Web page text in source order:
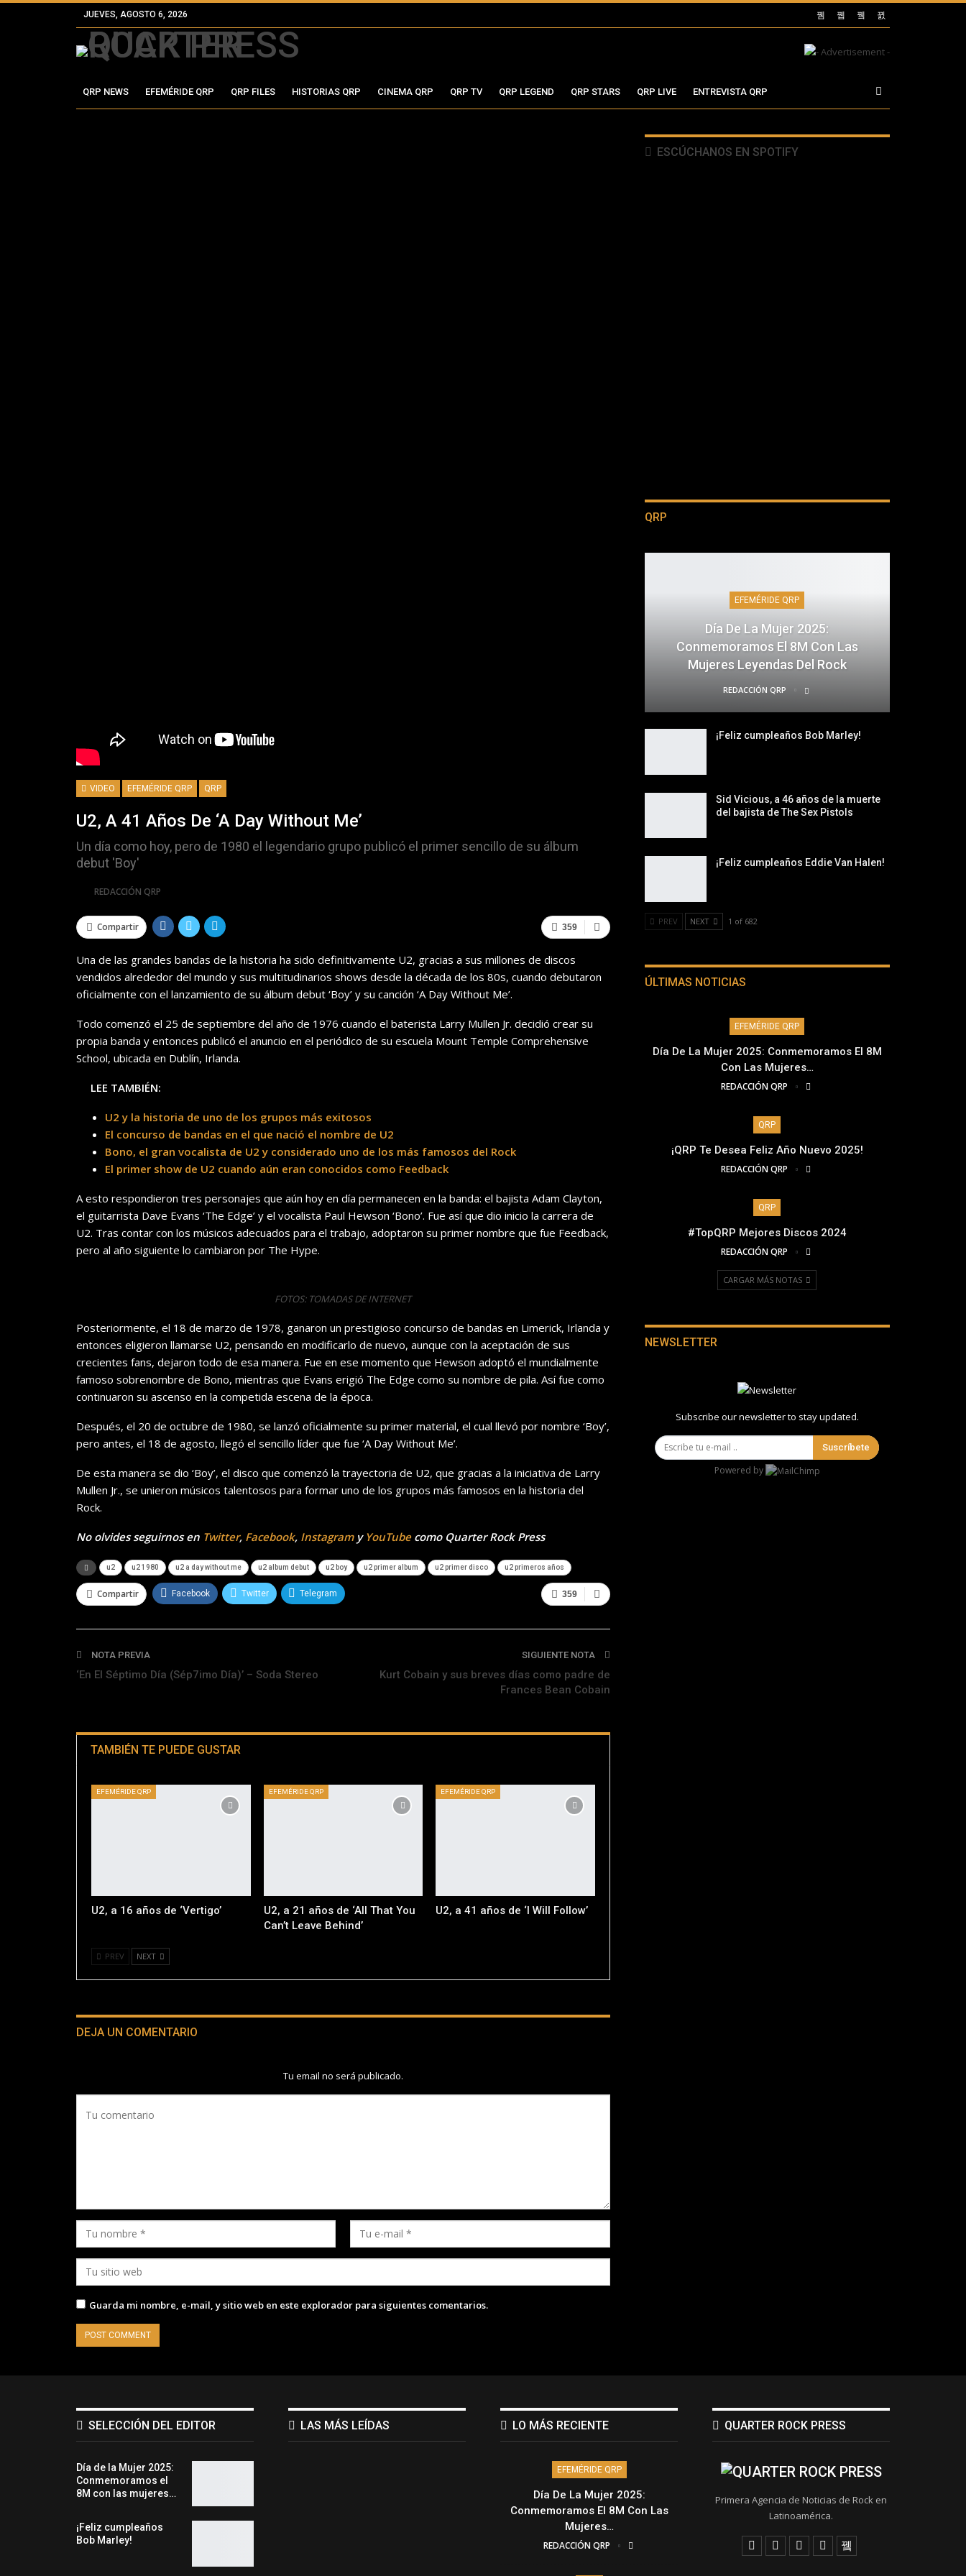
JUEVES, AGOSTO 6, 2026
QRP NEWS EFEMÉRIDE QRP QRP FILES HISTORIAS QRP CINEMA QRP QRP TV QRP LEGEND QRP STARS QRP LIVE ENTREVISTA QRP
VIDEO EFEMÉRIDE QRP QRP
U2, A 41 Años De ‘A Day Without Me’
Un día como hoy, pero de 1980 el legendario grupo publicó el primer sencillo de su álbum
debut 'Boy'
REDACCIÓN QRP
359
Compartir
Una de las grandes bandas de la historia ha sido definitivamente U2, gracias a sus millones de discos
vendidos alrededor del mundo y sus multitudinarios shows desde la década de los 80s, cuando debutaron
oficialmente con el lanzamiento de su álbum debut ‘Boy’ y su canción ‘A Day Without Me’.
Todo comenzó el 25 de septiembre del año de 1976 cuando el baterista Larry Mullen Jr. decidió crear su
propia banda y entonces publicó el anuncio en el periódico de su escuela Mount Temple Comprehensive
School, ubicada en Dublín, Irlanda.
LEE TAMBIÉN:
U2 y la historia de uno de los grupos más exitosos
El concurso de bandas en el que nació el nombre de U2
Bono, el gran vocalista de U2 y considerado uno de los más famosos del Rock
El primer show de U2 cuando aún eran conocidos como Feedback
A esto respondieron tres personajes que aún hoy en día permanecen en la banda: el bajista Adam Clayton,
el guitarrista Dave Evans ‘The Edge’ y el vocalista Paul Hewson ‘Bono’. Fue así que dio inicio la carrera de
U2. Tras contar con los músicos adecuados para el trabajo, adoptaron su primer nombre que fue Feedback,
pero al año siguiente lo cambiaron por The Hype.
FOTOS: TOMADAS DE INTERNET
Posteriormente, el 18 de marzo de 1978, ganaron un prestigioso concurso de bandas en Limerick, Irlanda y
entonces eligieron llamarse U2, pensando en modificarlo de nuevo, aunque con la aceptación de sus
crecientes fans, dejaron todo de esa manera. Fue en ese momento que Hewson adoptó el mundialmente
famoso sobrenombre de Bono, mientras que Evans erigió The Edge como su nombre de pila. Así fue como
continuaron su ascenso en la competida escena de la época.
Después, el 20 de octubre de 1980, se lanzó oficialmente su primer material, el cual llevó por nombre ‘Boy’,
pero antes, el 18 de agosto, llegó el sencillo líder que fue ‘A Day Without Me’.
De esta manera se dio ‘Boy’, el disco que comenzó la trayectoria de U2, que gracias a la iniciativa de Larry
Mullen Jr., se unieron músicos talentosos para formar uno de los grupos más famosos en la historia del
Rock.
No olvides seguirnos en Twitter, Facebook, Instagramy YouTubecomo Quarter Rock Press
u2 u2 1980 u2 a day without me u2 album debut u2 boy u2 primer album u2 primer disco u2 primeros años
359
Compartir Facebook Twitter Telegram
NOTA PREVIA
‘En El Séptimo Día (Sép7imo Día)’ – Soda Stereo
SIGUIENTE NOTA
Kurt Cobain y sus breves días como padre de
Frances Bean Cobain
TAMBIÉN TE PUEDE GUSTAR
EFEMÉRIDE QRP
U2, a 16 años de ‘Vertigo’
EFEMÉRIDE QRP
U2, a 21 años de ‘All That You
Can’t Leave Behind’
EFEMÉRIDE QRP
U2, a 41 años de ‘I Will Follow’
PREV NEXT
DEJA UN COMENTARIO
Tu email no será publicado.
Guarda mi nombre, e-mail, y sitio web en este explorador para siguientes comentarios.
ESCÚCHANOS EN SPOTIFY
QRP
EFEMÉRIDE QRP
Día De La Mujer 2025:
Conmemoramos El 8M Con Las
Mujeres Leyendas Del Rock
REDACCIÓN QRP
¡Feliz cumpleaños Bob Marley!
Sid Vicious, a 46 años de la muerte
del bajista de The Sex Pistols
¡Feliz cumpleaños Eddie Van Halen!
PREV NEXT 1 of 682
ÚLTIMAS NOTICIAS
EFEMÉRIDE QRP
Día De La Mujer 2025: Conmemoramos El 8M
Con Las Mujeres…
REDACCIÓN QRP
QRP
¡QRP Te Desea Feliz Año Nuevo 2025!
REDACCIÓN QRP
QRP
#TopQRP Mejores Discos 2024
REDACCIÓN QRP
CARGAR MÁS NOTAS
NEWSLETTER
Subscribe our newsletter to stay updated.
Suscríbete
Powered by
SELECCIÓN DEL EDITOR
Día de la Mujer 2025:
Conmemoramos el
8M con las mujeres…
¡Feliz cumpleaños
Bob Marley!
LAS MÁS LEÍDAS LO MÁS RECIENTE
EFEMÉRIDE QRP
Día De La Mujer 2025:
Conmemoramos El 8M Con Las
Mujeres…
REDACCIÓN QRP
QUARTER ROCK PRESS
Primera Agencia de Noticias de Rock en
Latinoamérica.